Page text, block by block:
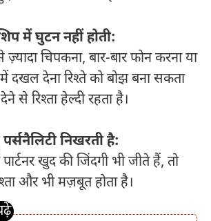
में घुटन नहीं होती:
चिपकना, बार-बार फोन करना या
दखल देना रिश्ते को बोझ बना सकता
से रिश्ता हेल्दी रहता है।
पर्सनैलिटी निखरती है:
खुद की जिंदगी भी जीते हैं, तो
और भी मज़बूत होता है।